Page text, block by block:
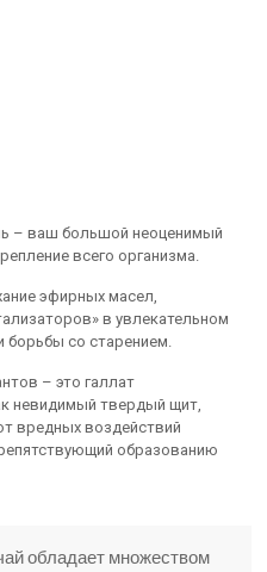
– ваш большой неоценимый
всего организма.
эфирных масел,
в увлекательном
борьбы со старением.
– это галлат
невидимый твердый щит,
вредных воздействий
образованию
обладает множеством